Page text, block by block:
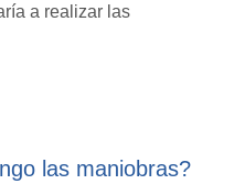
a realizar las
las maniobras?